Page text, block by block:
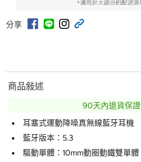
分享
商品敍述
90天內退貨保證
耳塞式運動降噪真無線藍牙耳機
藍牙版本：5.3
驅動單體：10mm動圈動鐵雙單體